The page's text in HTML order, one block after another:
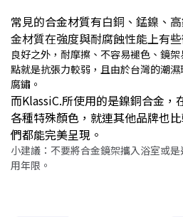
常見的合金材質有白銅、錳鎳、
金材質在強度與耐腐蝕性能上有些
良好之外，耐摩擦、不容易褪色、鏡
點就是抗張力較弱，且由於台灣的潮
腐鏽。
而KlassiC.所使用的是鎳銅合金，
各種特殊顏色，就連其他品牌也
們都能完美呈現。
小建議：不要將合金鏡架攜入浴室或
用年限。